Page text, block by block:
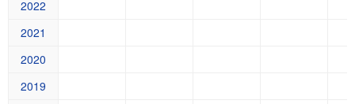
2022
2021
2020
2019